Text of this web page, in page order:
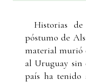
Historias
póstumo de
material murió
al Uruguay
país ha tenido